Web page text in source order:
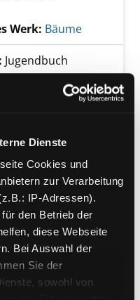
Dienste
Cookies und
zur Verarbeitung
IP-Adressen).
den Betrieb der
diese Webseite
Bei Auswahl der
Sie der
sowohl von
Werk: Bäume
Baum für Baum
Jugendbuch
die Welt. Ein
ökom Verlag
Freunde
Das Waldbuch
Sachbuch
muss, in 50
Esther